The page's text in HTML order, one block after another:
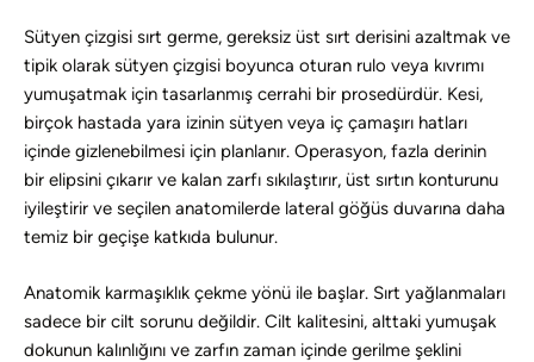
Sütyen çizgisi sırt germe, gereksiz üst sırt derisini azaltmak ve
tipik olarak sütyen çizgisi boyunca oturan rulo veya kıvrımı
yumuşatmak için tasarlanmış cerrahi bir prosedürdür. Kesi,
birçok hastada yara izinin sütyen veya iç çamaşırı hatları
içinde gizlenebilmesi için planlanır. Operasyon, fazla derinin
bir elipsini çıkarır ve kalan zarfı sıkılaştırır, üst sırtın konturunu
iyileştirir ve seçilen anatomilerde lateral göğüs duvarına daha
temiz bir geçişe katkıda bulunur.
Anatomik karmaşıklık çekme yönü ile başlar. Sırt yağlanmaları
sadece bir cilt sorunu değildir. Cilt kalitesini, alttaki yumuşak
dokunun kalınlığını ve zarfın zaman içinde gerilme şeklini